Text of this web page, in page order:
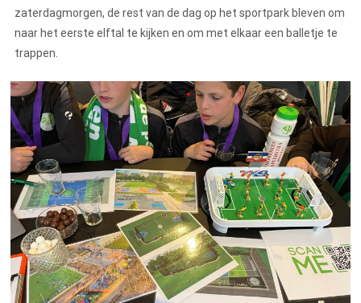
zaterdagmorgen, de rest van de dag op het sportpark bleven om
naar het eerste elftal te kijken en om met elkaar een balletje te
trappen.